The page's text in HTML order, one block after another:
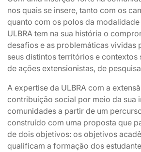
nos quais se insere, tanto com os
quanto com os polos da modalidade
ULBRA tem na sua história o
desafios e as problemáticas vividas
seus distintos territórios e contextos
de ações extensionistas, de
A expertise da ULBRA com a
contribuição social por meio da sua
comunidades a partir de um
construído com uma proposta que
de dois objetivos: os objetivos
qualificam a formação dos